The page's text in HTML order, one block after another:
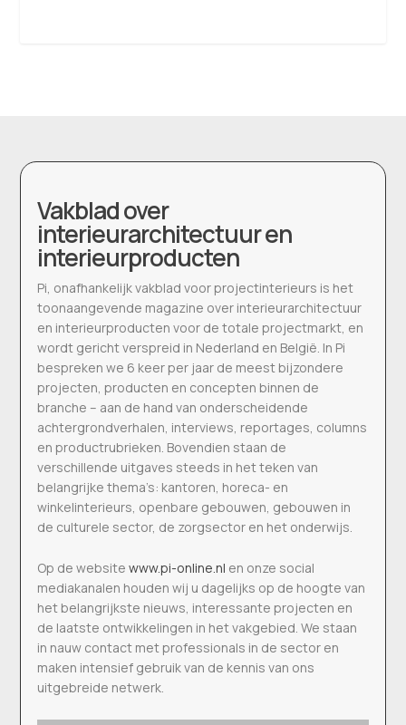
Vakblad over
interieurarchitectuur en
interieurproducten
Pi, onafhankelijk vakblad voor projectinterieurs is het
toonaangevende magazine over interieurarchitectuur
en interieurproducten voor de totale projectmarkt, en
wordt gericht verspreid in Nederland en België. In Pi
bespreken we 6 keer per jaar de meest bijzondere
projecten, producten en concepten binnen de
branche – aan de hand van onderscheidende
achtergrondverhalen, interviews, reportages, columns
en productrubrieken. Bovendien staan de
verschillende uitgaves steeds in het teken van
belangrijke thema’s: kantoren, horeca- en
winkelinterieurs, openbare gebouwen, gebouwen in
de culturele sector, de zorgsector en het onderwijs.
Op de websitewww.pi-online.nl en onze social
mediakanalen houden wij u dagelijks op de hoogte van
het belangrijkste nieuws, interessante projecten en
de laatste ontwikkelingen in het vakgebied. We staan
in nauw contact met professionals in de sector en
maken intensief gebruik van de kennis van ons
uitgebreide netwerk.